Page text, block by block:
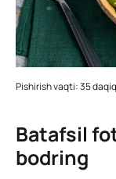
Pishirish vaqti: 35
Batafsil
bodring